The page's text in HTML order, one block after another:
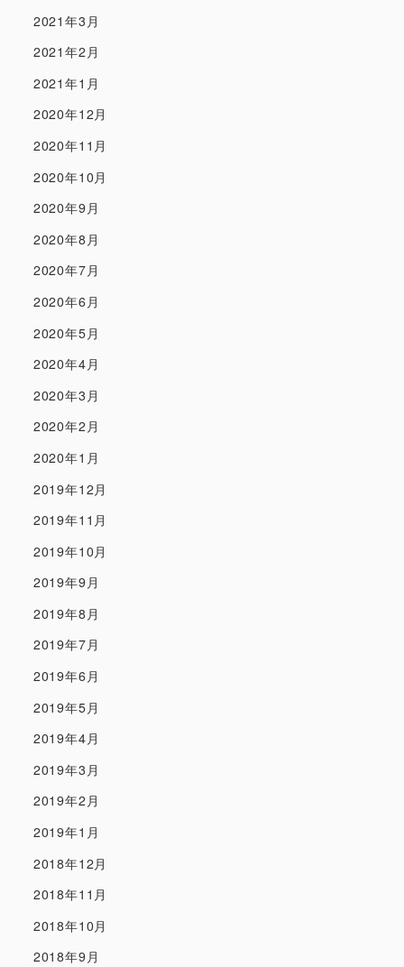
2021年3月
2021年2月
2021年1月
2020年12月
2020年11月
2020年10月
2020年9月
2020年8月
2020年7月
2020年6月
2020年5月
2020年4月
2020年3月
2020年2月
2020年1月
2019年12月
2019年11月
2019年10月
2019年9月
2019年8月
2019年7月
2019年6月
2019年5月
2019年4月
2019年3月
2019年2月
2019年1月
2018年12月
2018年11月
2018年10月
2018年9月